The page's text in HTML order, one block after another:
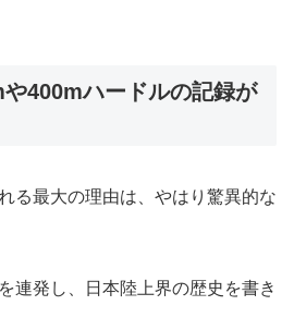
400mハードルの記録が
る最大の理由は、やはり驚異的な
連発し、日本陸上界の歴史を書き